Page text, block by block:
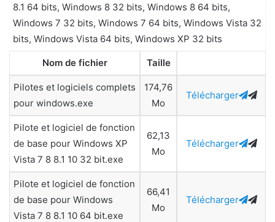
8.1 64 bits, Windows 8 32 bits, Windows 8 64 bits,
Windows 7 32 bits, Windows 7 64 bits, Windows Vista 32
bits, Windows Vista 64 bits, Windows XP 32 bits
Nom de fichier Taille
Pilotes et logiciels complets
pour windows.exe
174,76
Mo
Télécharger
Pilote et logiciel de fonction
de base pour Windows XP
Vista 7 8 8.1 10 32 bit.exe
62,13
Mo
Télécharger
Pilote et logiciel de fonction
de base pour Windows
Vista 7 8 8.1 10 64 bit.exe
66,41
Mo
Télécharger